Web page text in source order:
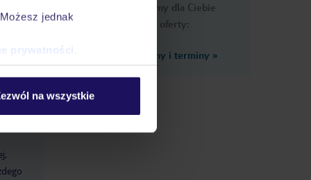
jednak
prywatności
na wszystkie
Przygotowaliśmy dla Ciebie
podobne oferty:
Zobacz inne ceny i terminy »